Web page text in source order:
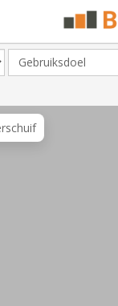
Gebruiksdoel